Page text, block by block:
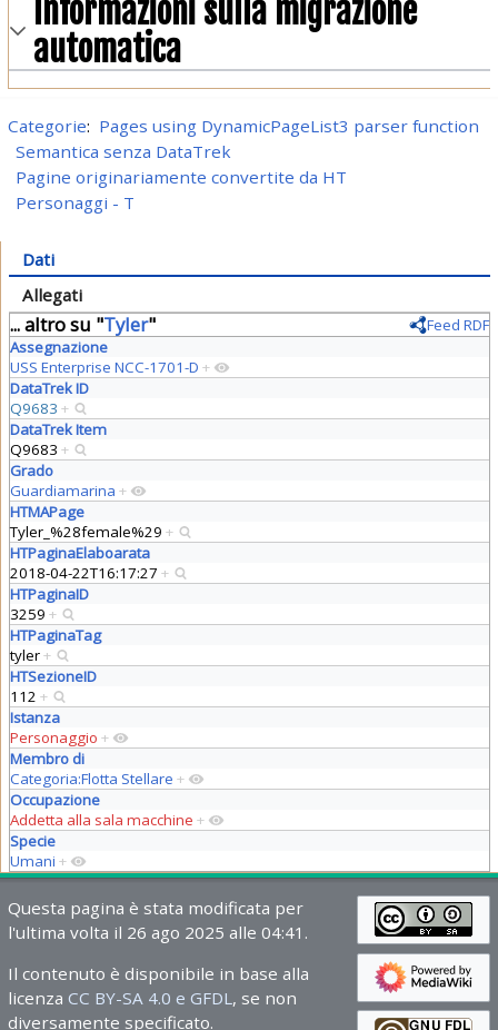
Informazioni sulla migrazione
automatica
Categorie: Pages using DynamicPageList3 parser function
Semantica senza DataTrek
Pagine originariamente convertite da HT
Personaggi - T
Dati
Allegati
... altro su "Tyler"
Feed RDF
Assegnazione
USS Enterprise NCC-1701-D +
DataTrek ID
Q9683 +
DataTrek Item
Q9683 +
Grado
Guardiamarina +
HTMAPage
Tyler_%28female%29 +
HTPaginaElaboarata
2018-04-22T16:17:27 +
HTPaginaID
3259 +
HTPaginaTag
tyler+
HTSezioneID
112 +
Istanza
Personaggio +
Membro di
Categoria:Flotta Stellare +
Occupazione
Addetta alla sala macchine +
Specie
Umani +
Questa pagina è stata modificata per
l'ultima volta il 26 ago 2025 alle 04:41.
Il contenuto è disponibile in base alla
licenza CC BY-SA 4.0 e GFDL, se non
diversamente specificato.